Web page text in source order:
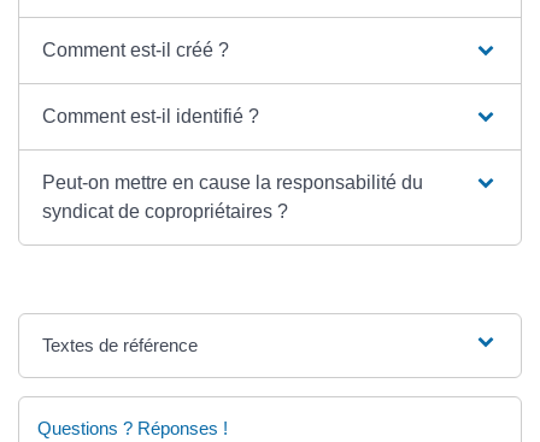
Comment est-il créé ?
Comment est-il identifié ?
Peut-on mettre en cause la responsabilité du
syndicat de copropriétaires ?
Textes de référence
Questions ? Réponses !